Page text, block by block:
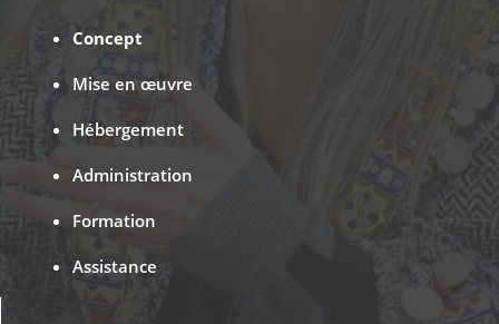
Concept
Mise en œuvre
Hébergement
Administration
Formation
Assistance